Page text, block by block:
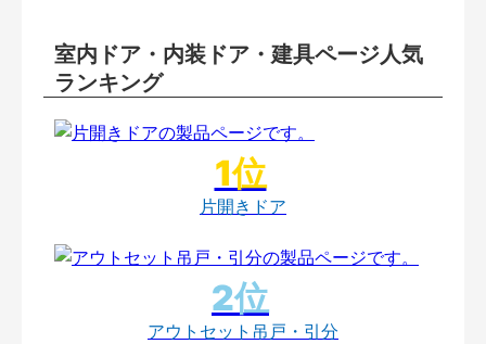
室内ドア・内装ドア・建具ページ人気
ランキング
片開きドア
アウトセット吊戸・引分